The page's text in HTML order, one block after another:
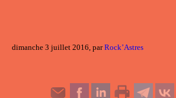
dimanche 3 juillet 2016, parRock’Astres